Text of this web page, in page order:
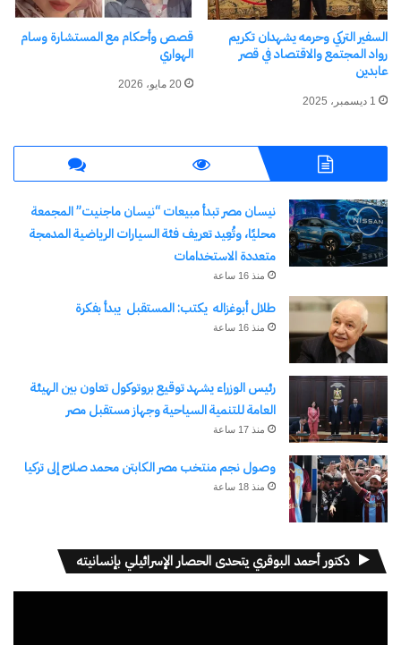
افتتاح فعاليات المؤتمر العام
العاشر لمنظمة المرأة العربية
5 مايو، 2025
في "الأخبار News"
تشارك في المائدة المستديرة
للقادة
في "مال وأعمال"
مطاعم الأخوة الإنسانية ”
فراتللو”
10 يناير، 2024
في "الأخبار News"
اكتشاف المزيد من
اشترك للحصول على أحدث التدوينات المرسلة إلى بريدك
الإلكتروني.
كتابة بريدك الإلكتروني...
اشتراك
السفير التركي وحرمه يشهدان تكريم
رواد المجتمع والاقتصاد في قصر
عابدين
1 ديسمبر، 2025
قصص وأحكام مع المستشارة وسام
الهواري
20 مايو، 2026
نيسان مصر تبدأ مبيعات “نيسان ماجنيت” المجمعة
محليًا، وتُعِيد تعريف فئة السيارات الرياضية المدمجة
متعددة الاستخدامات
منذ 16 ساعة
طلال أبوغزاله يكتب: المستقبل يبدأ بفكرة
منذ 16 ساعة
رئيس الوزراء يشهد توقيع بروتوكول تعاون بين الهيئة
العامة للتنمية السياحية وجهاز مستقبل مصر
منذ 17 ساعة
وصول نجم منتخب مصر الكابتن محمد صلاح إلى تركيا
منذ 18 ساعة
دكتور أحمد البوقري يتحدى الحصار الإسرائيلي بإنسانيته